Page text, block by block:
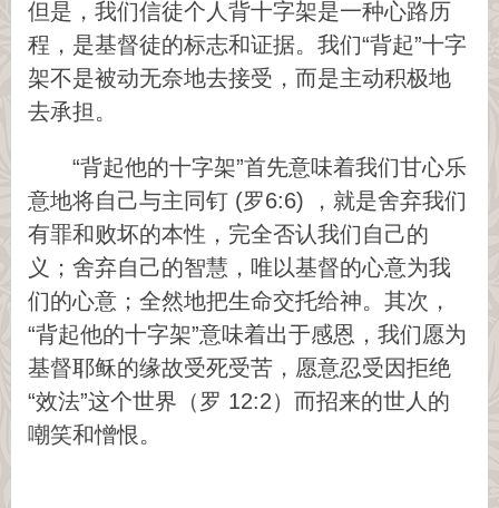
但是，我们信徒个人背十字架是一种心路历
程，是基督徒的标志和证据。我们“背起”十字
架不是被动无奈地去接受，而是主动积极地
去承担。
“背起他的十字架”首先意味着我们甘心乐
意地将自己与主同钉 (罗6:6) ，就是舍弃我们
有罪和败坏的本性，完全否认我们自己的
义；舍弃自己的智慧，唯以基督的心意为我
们的心意；全然地把生命交托给神。其次，
“背起他的十字架”意味着出于感恩，我们愿为
基督耶稣的缘故受死受苦，愿意忍受因拒绝
“效法”这个世界（罗 12:2）而招来的世人的
嘲笑和憎恨。